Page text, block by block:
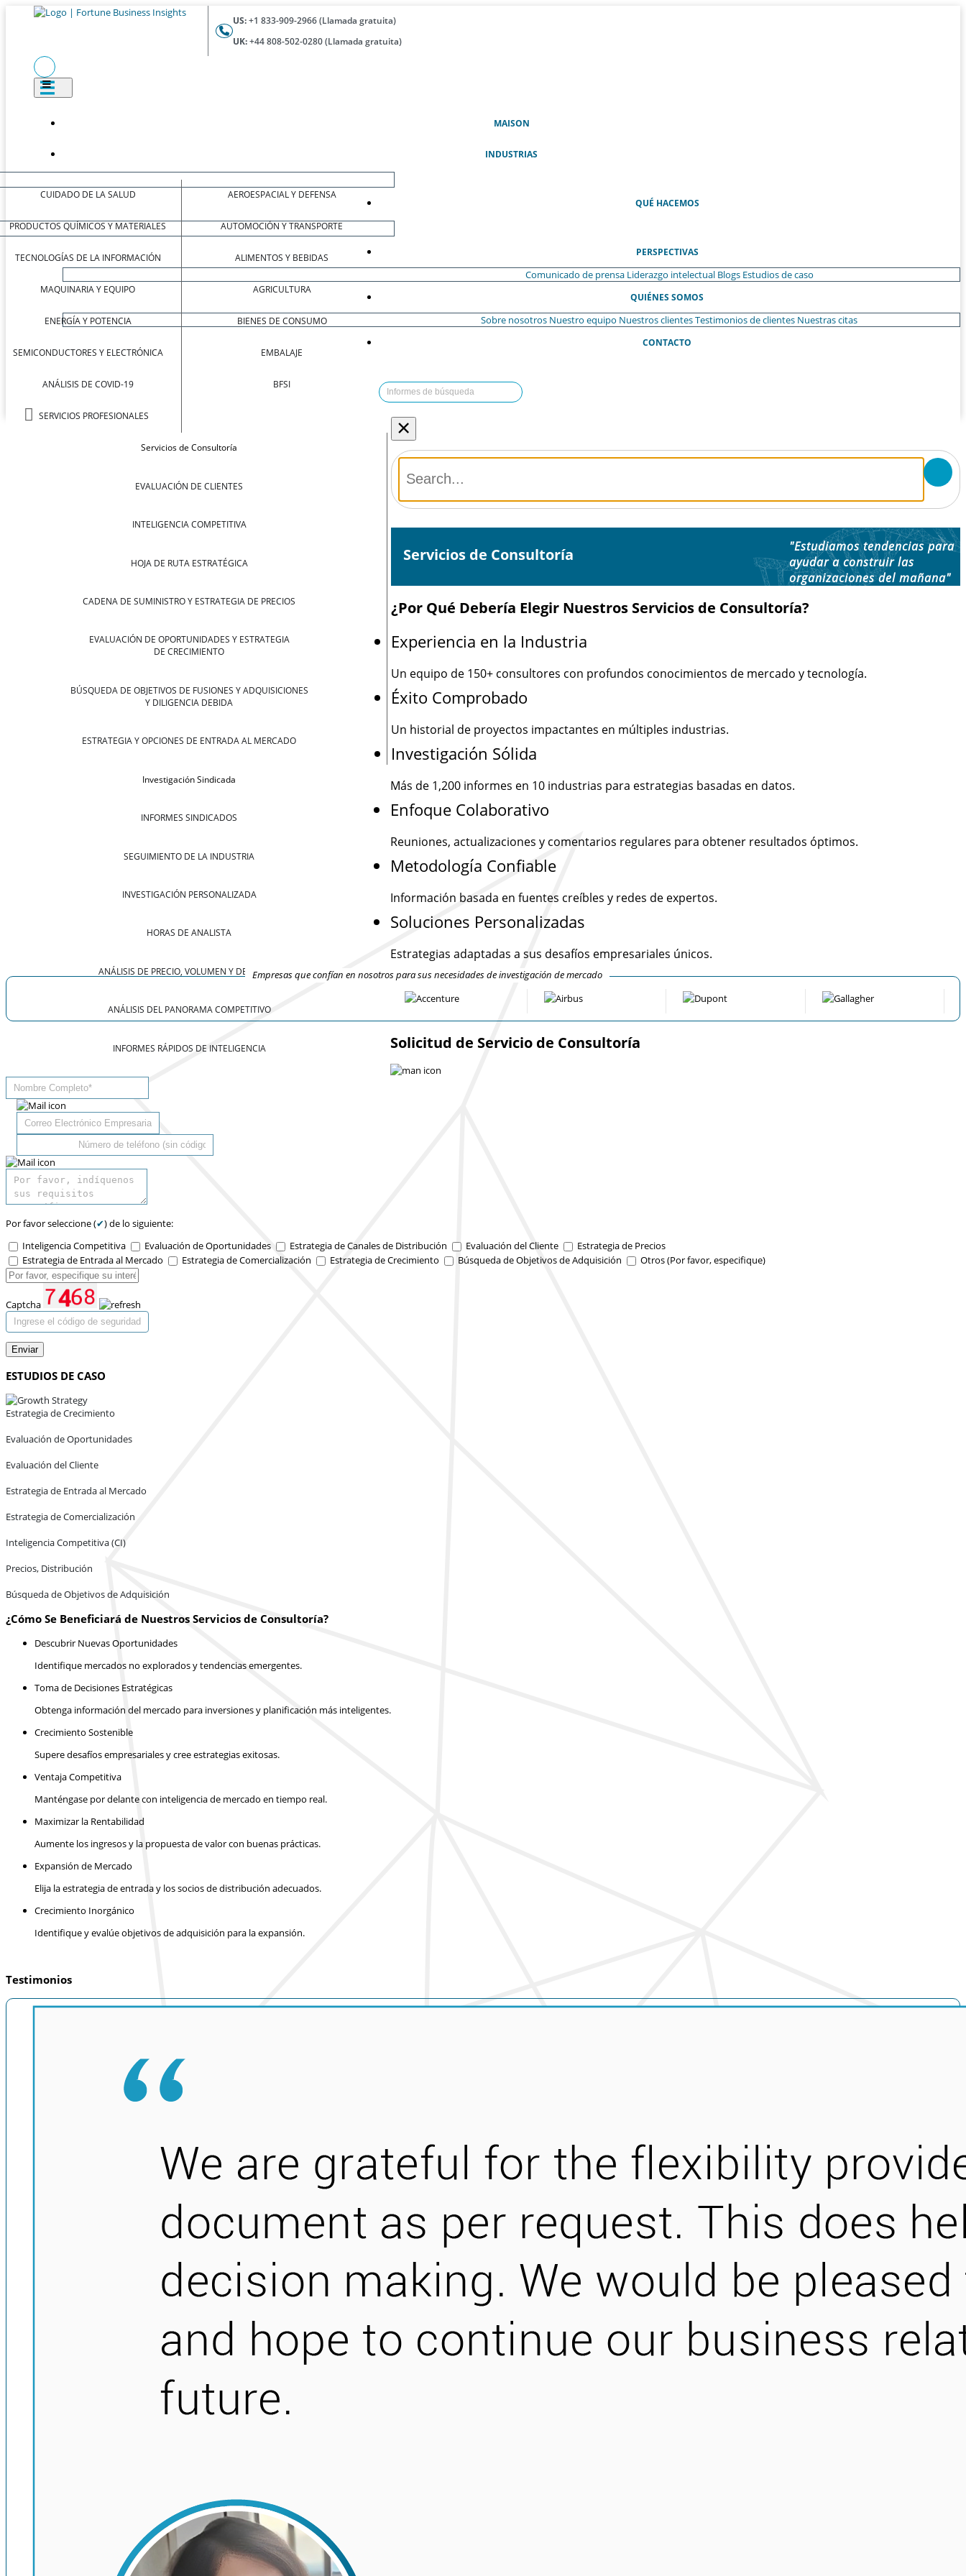
US:+1 833-909-2966 (Llamada gratuita)
UK:+44 808-502-0280 (Llamada gratuita)
MAISON(ACTUAL)
INDUSTRIAS
CUIDADO DE LA SALUD
PRODUCTOS QUÍMICOS Y MATERIALES
TECNOLOGÍAS DE LA INFORMACIÓN
MAQUINARIA Y EQUIPO
ENERGÍA Y POTENCIA
SEMICONDUCTORES Y ELECTRÓNICA
ANÁLISIS DE COVID-19
SERVICIOS PROFESIONALES
AEROESPACIAL Y DEFENSA
AUTOMOCIÓN Y TRANSPORTE
ALIMENTOS Y BEBIDAS
AGRICULTURA
BIENES DE CONSUMO
EMBALAJE
BFSI
QUÉ HACEMOS
Servicios de Consultoría
EVALUACIÓN DE CLIENTES
INTELIGENCIA COMPETITIVA
HOJA DE RUTA ESTRATÉGICA
CADENA DE SUMINISTRO Y ESTRATEGIA DE PRECIOS
EVALUACIÓN DE OPORTUNIDADES Y ESTRATEGIA
DE CRECIMIENTO
BÚSQUEDA DE OBJETIVOS DE FUSIONES Y ADQUISICIONES
Y DILIGENCIA DEBIDA
ESTRATEGIA Y OPCIONES DE ENTRADA AL MERCADO
Investigación Sindicada
INFORMES SINDICADOS
SEGUIMIENTO DE LA INDUSTRIA
INVESTIGACIÓN PERSONALIZADA
HORAS DE ANALISTA
ANÁLISIS DE PRECIO, VOLUMEN Y DEMANDA
ANÁLISIS DEL PANORAMA COMPETITIVO
INFORMES RÁPIDOS DE INTELIGENCIA
PERSPECTIVAS
Comunicado de prensa Liderazgo intelectual Blogs Estudios de caso
QUIÉNES SOMOS
Sobre nosotros Nuestro equipo Nuestros clientesTestimonios de clientes Nuestras citas
CONTACTO
×
Servicios de Consultoría
"Estudiamos tendencias para
ayudar a construir las
organizaciones del mañana"
¿Por Qué Debería Elegir Nuestros Servicios de Consultoría?
Experiencia en la Industria
Un equipo de 150+ consultores con profundos conocimientos de mercado y tecnología.
Éxito Comprobado
Un historial de proyectos impactantes en múltiples industrias.
Investigación Sólida
Más de 1,200 informes en 10 industrias para estrategias basadas en datos.
Enfoque Colaborativo
Reuniones, actualizaciones y comentarios regulares para obtener resultados óptimos.
Metodología Confiable
Información basada en fuentes creíbles y redes de expertos.
Soluciones Personalizadas
Estrategias adaptadas a sus desafíos empresariales únicos.
Empresas que confían en nosotros para sus necesidades de investigación de mercado
Solicitud de Servicio de Consultoría
Por favor seleccione (✔) de lo siguiente:
Inteligencia Competitiva
Evaluación de Oportunidades Estrategia de Canales de Distribución Evaluación del Cliente
Estrategia de Precios
Estrategia de Entrada al Mercado
Estrategia de Comercialización Estrategia de Crecimiento Búsqueda de Objetivos de Adquisición Otros (Por favor, especifique)
Captcha
Enviar
ESTUDIOS DE CASO
Estrategia de Crecimiento
Evaluación de Oportunidades
Evaluación del Cliente
Estrategia de Entrada al Mercado
Estrategia de Comercialización
Inteligencia Competitiva (CI)
Precios, Distribución
Búsqueda de Objetivos de Adquisición
¿Cómo Se Beneficiará de Nuestros Servicios de Consultoría?
Descubrir Nuevas Oportunidades
Identifique mercados no explorados y tendencias emergentes.
Toma de Decisiones Estratégicas
Obtenga información del mercado para inversiones y planificación más inteligentes.
Crecimiento Sostenible
Supere desafíos empresariales y cree estrategias exitosas.
Ventaja Competitiva
Manténgase por delante con inteligencia de mercado en tiempo real.
Maximizar la Rentabilidad
Aumente los ingresos y la propuesta de valor con buenas prácticas.
Expansión de Mercado
Elija la estrategia de entrada y los socios de distribución adecuados.
Crecimiento Inorgánico
Identifique y evalúe objetivos de adquisición para la expansión.
Testimonios